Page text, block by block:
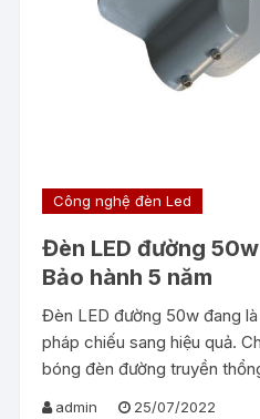
Công nghệ đèn Led
Đèn LED đường
Bảo hành 5 năm
Đèn LED đường 50w đang
pháp chiếu sang hiệu quả.
bóng đèn đường truyền
admin 25/07/2022